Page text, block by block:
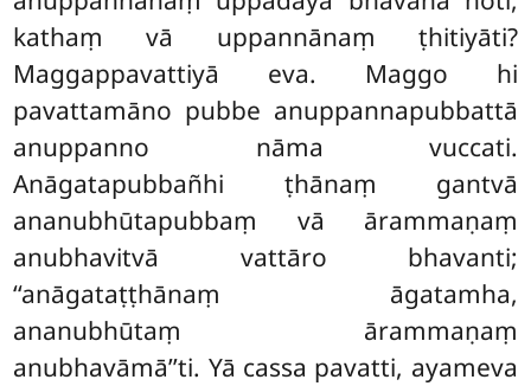
kathaṃ vā uppannānaṃ ṭhitiyāti?
Maggappavattiyā eva. Maggo hi
pavattamāno pubbe anuppannapubbattā
anuppanno nāma vuccati.
Anāgatapubbañhi ṭhānaṃ gantvā
ananubhūtapubbaṃ vā ārammaṇaṃ
anubhavitvā vattāro bhavanti;
‘‘anāgataṭṭhānaṃ āgatamha,
ananubhūtaṃ ārammaṇaṃ
anubhavāmā’’ti. Yā cassa pavatti, ayameva